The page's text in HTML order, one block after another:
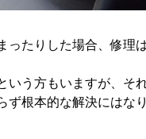
ったりした場合、修理
いう方もいますが、そ
根本的な解決にはなり